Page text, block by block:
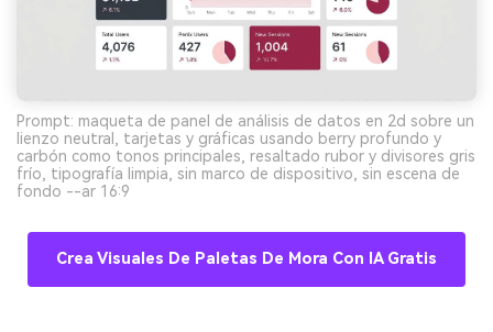
Prompt: maqueta de panel de análisis de datos en 2d sobre un
lienzo neutral, tarjetas y gráficas usando berry profundo y
carbón como tonos principales, resaltado rubor y divisores gris
frío, tipografía limpia, sin marco de dispositivo, sin escena de
fondo --ar 16:9
Crea Visuales De Paletas De Mora Con IA Gratis